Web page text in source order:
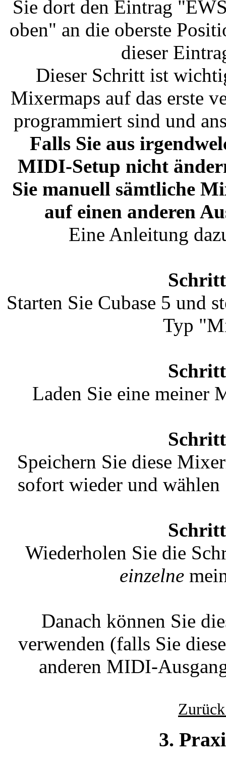
Sie dort den Eintrag
oben" an die oberste
dieser
Dieser Schritt ist
Mixermaps auf das erste
programmiert sind und
Falls Sie aus
MIDI-Setup nicht
Sie manuell sämtliche
auf einen anderen
Eine Anleitung
Starten Sie Cubase 5 und
Typ
Laden Sie eine meiner
Speichern Sie diese
sofort wieder und
Wiederholen Sie die
einzelne
Danach können Sie
verwenden (falls Sie
anderen MIDI-
3.